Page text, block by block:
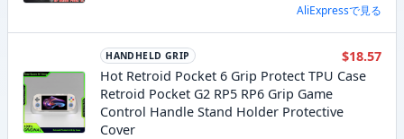
AliExpressで見る
HANDHELD GRIP
$18.57
Hot Retroid Pocket 6 Grip Protect TPU Case
Retroid Pocket G2 RP5 RP6 Grip Game
Control Handle Stand Holder Protective
Cover